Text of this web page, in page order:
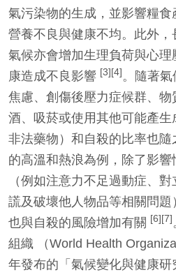
氣污染物的生成，並影響糧
營養不良與健康不均。此外
氣候亦會增加生理負荷與心
康造成不良影響 [3][4] 。隨著氣
焦慮、創傷後壓力症候群、
酒、吸菸或使用其他可能產
非法藥物）和自殺的比率也隨
的高溫和熱浪為例，除了影
（例如注意力不足過動症、
謊及破壞他人物品等相關問
也與自殺的風險增加有關 [6][7]
組織 （World Health
年發布的「氣候變化與健康